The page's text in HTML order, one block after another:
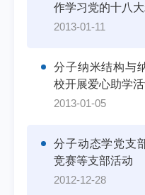
作学习党的十八
2013-01-11
分子纳米结构与
校开展爱心助学
2013-01-05
分子动态学党支
竞赛等支部活动
2012-12-28